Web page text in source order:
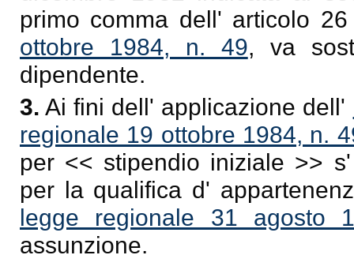
primo comma dell' articolo
ottobre 1984, n. 49, va
dipendente.
3. Ai fini dell' applicazione dell'
regionale 19 ottobre 1984, n.
per << stipendio iniziale >>
per la qualifica d'
legge regionale 31 agosto
assunzione.